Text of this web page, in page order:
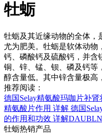
牡蛎
牡蛎及其近缘动物的全体，
尤为肥美。牡蛎是软体动物
钙、磷酸钙及硫酸钙，并含
铜、锌、锰、钡、磷及钙等
醇含量低。其中锌含量极高
推荐阅读：
德国Selay精氨酸玛咖片补
精氨酸片作用 详解 德国
的作用和功效 详解
牡蛎热销产品